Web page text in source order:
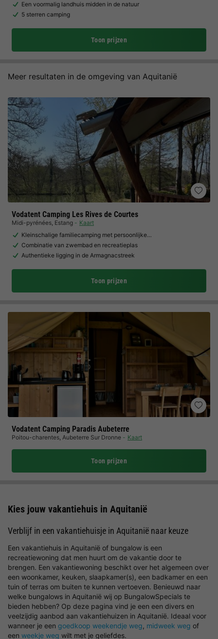
Een voormalig landhuis midden in de natuur
5 sterren camping
Toon prijzen
Meer resultaten in de omgeving van Aquitanië
Vodatent Camping Les Rives de Courtes
Midi-pyrénées, Estang
Kaart
Kleinschalige familiecamping met persoonlijke…
Combinatie van zwembad en recreatieplas
Authentieke ligging in de Armagnacstreek
Toon prijzen
Vodatent Camping Paradis Aubeterre
Poitou-charentes, Aubeterre Sur Dronne Kaart
Toon prijzen
Kies jouw vakantiehuis in Aquitanië
Verblijf in een vakantiehuisje in Aquitanië naar keuze
Een vakantiehuis in Aquitanië of bungalow is een
recreatiewoning dat men huurt om de vakantie door te
brengen. Een vakantiewoning beschikt over het algemeen over
een woonkamer, keuken, slaapkamer(s), een badkamer en een
tuin of terras om buiten te kunnen vertoeven. Benieuwd naar
welke bungalows in Aquitanië wij op BungalowSpecials te
bieden hebben? Op deze pagina vind je een een divers en
veelzijdig aanbod aan vakantiehuizen in Aquitanië. Ideaal voor
wanneer je een goedkoop weekendje weg, midweek weg of
een weekje weg wilt met je geliefdes.